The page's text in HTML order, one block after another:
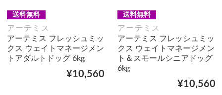
送料無料
アーテミス
アーテミス フレッシュミッ
クス ウェイトマネージメン
トアダルトドッグ 6kg
¥10,560
送料無料
アーテミス
アーテミス フレッシュミッ
クス ウェイトマネージメン
ト＆スモールシニアドッグ
6kg
¥10,560